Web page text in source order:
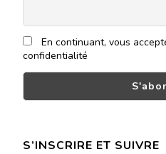
En continuant, vous
confidentialité
S’INSCRIRE ET SUIVRE